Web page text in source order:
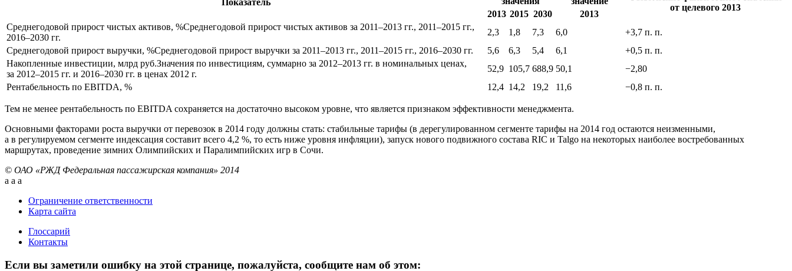
Показатель
от целевого 2013
2013 2015 2030
2013
Среднегодовой прирост чистых активов, %Среднегодовой прирост чистых активов за 2011–2013 гг., 2011–2015 гг.,
2016–2030 гг.
2,3 1,8 7,3 6,0
+3,7 п. п.
Среднегодовой прирост выручки, %Среднегодовой прирост выручки за 2011–2013 гг., 2011–2015 гг., 2016–2030 гг. 5,6 6,3 5,4 6,1
+0,5 п. п.
Накопленные инвестиции, млрд руб.Значения по инвестициям, суммарно за 2012–2013 гг. в номинальных ценах,
за 2012–2015 гг. и 2016–2030 гг. в ценах 2012 г.
52,9 105,7 688,9 50,1
−2,80
Рентабельность по EBITDA, %
12,4 14,2 19,2 11,6 −0,8 п. п.
Тем не менее рентабельность по EBITDA сохраняется на достаточно высоком уровне, что является признаком эффективности менеджмента.
Основными факторами роста выручки от перевозок в 2014 году должны стать: стабильные тарифы (в дерегулированном сегменте тарифы на 2014 год остаются неизменными,
а в регулируемом сегменте индексация составит всего 4,2 %, то есть ниже уровня инфляции), запуск нового подвижного состава RIC и Talgo на некоторых наиболее востребованных
маршрутах, проведение зимних Олимпийских и Паралимпийских игр в Сочи.
© ОАО «РЖД Федеральная пассажирская компания» 2014
a a a
Ограничение ответственности
Карта сайта
Глоссарий
Контакты
Если вы заметили ошибку на этой странице, пожалуйста, сообщите нам об этом: